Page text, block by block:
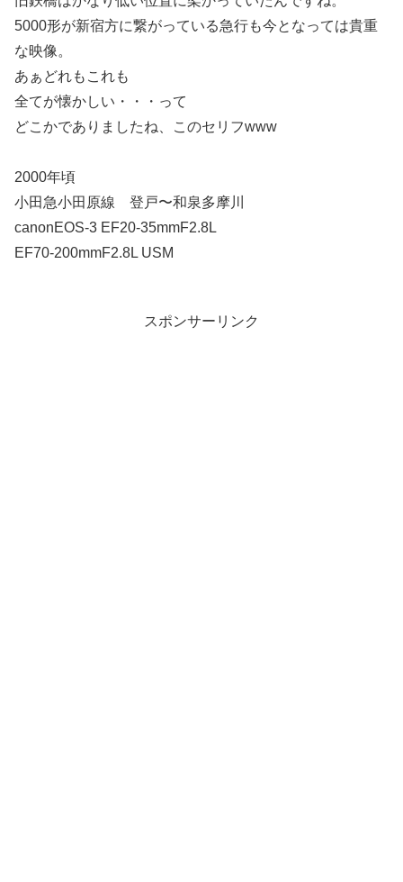
5000形が新宿方に繋がっている急行も今となっては貴重
な映像。
あぁどれもこれも
全てが懐かしい・・・って
どこかでありましたね、このセリフwww
2000年頃
小田急小田原線 登戸〜和泉多摩川
canonEOS-3 EF20-35mmF2.8L
EF70-200mmF2.8L USM
スポンサーリンク